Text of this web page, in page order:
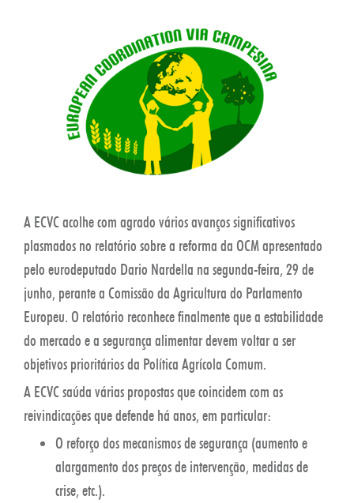
A ECVC acolhe com agrado vários avanços significativos
plasmados no relatório sobre a reforma da OCM apresentado
pelo eurodeputado Dario Nardella na segunda-feira, 29 de
junho, perante a Comissão da Agricultura do Parlamento
Europeu. O relatório reconhece finalmente que a estabilidade
do mercado e a segurança alimentar devem voltar a ser
objetivos prioritários da Política Agrícola Comum.
A ECVC saúda várias propostas que coincidem com as
reivindicações que defende há anos, em particular:
O reforço dos mecanismos de segurança (aumento e
alargamento dos preços de intervenção, medidas de
crise, etc.).